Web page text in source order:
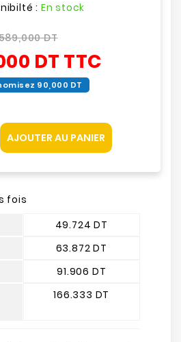
: En stock
DT
DT TTC
90,000 DT
AJOUTER AU PANIER
fois
49.724 DT
63.872 DT
91.906 DT
166.333 DT